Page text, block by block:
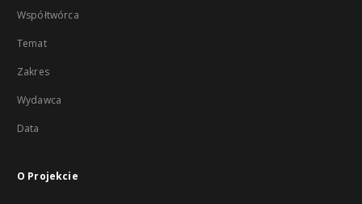
Współtwórca
Temat
Zakres
Wydawca
Data
O Projekcie